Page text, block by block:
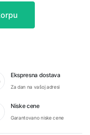
Ekspresna dostava
Za dan na vašoj adresi
Niske cene
Garantovano niske cene